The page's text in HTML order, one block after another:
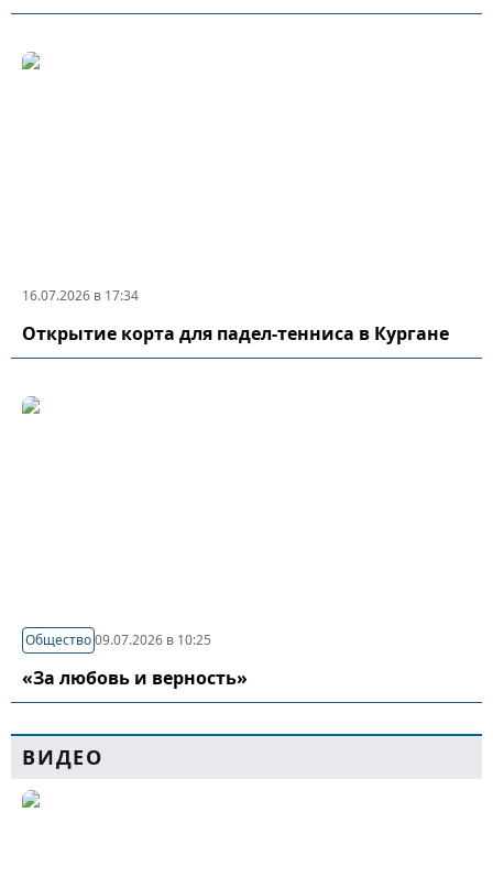
16.07.2026 в 17:34
Открытие корта для падел-тенниса в Кургане
Общество09.07.2026 в 10:25
«За любовь и верность»
ВИДЕО